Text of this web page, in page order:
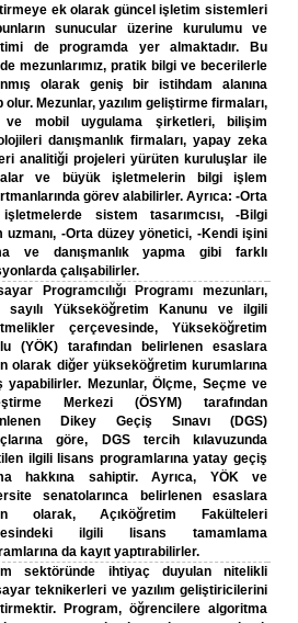
ek olarak güncel işletim sistemleri
sunucular üzerine kurulumu ve
de programda yer almaktadır. Bu
mezunlarımız, pratik bilgi ve becerilerle
olarak geniş bir istihdam alanına
olur. Mezunlar, yazılım geliştirme firmaları,
ve mobil uygulama şirketleri, bilişim
danışmanlık firmaları, yapay zeka
analitiği projeleri yürüten kuruluşlar ile
ve büyük işletmelerin bilgi işlem
görev alabilirler. Ayrıca: -Orta
sistem tasarımcısı, -Bilgi
uzmanı, -Orta düzey yönetici, -Kendi işini
ve danışmanlık yapma gibi farklı
çalışabilirler.
Programcılığı Programı mezunları,
sayılı Yükseköğretim Kanunu ve ilgili
çerçevesinde, Yükseköğretim
(YÖK) tarafından belirlenen esaslara
olarak diğer yükseköğretim kurumlarına
yapabilirler. Mezunlar, Ölçme, Seçme ve
Merkezi (ÖSYM) tarafından
Dikey Geçiş Sınavı (DGS)
göre, DGS tercih kılavuzunda
ilgili lisans programlarına yatay geçiş
hakkına sahiptir. Ayrıca, YÖK ve
senatolarınca belirlenen esaslara
olarak, Açıköğretim Fakülteleri
ilgili lisans tamamlama
da kayıt yaptırabilirler.
sektöründe ihtiyaç duyulan nitelikli
teknikerleri ve yazılım geliştiricilerini
Program, öğrencilere algoritma